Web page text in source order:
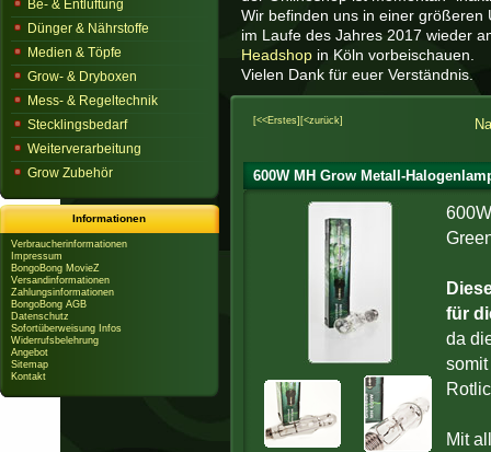
Wir befinden uns in einer größeren
im Laufe des Jahres 2017 wieder
Headshop in Köln vorbeischauen.
Vielen Dank für euer Verständnis.
[<<Erstes] [<zurück]
600W MH Grow Metall-
für
da
Mit
Be- & Entlüftung
Dünger & Nährstoffe
Medien & Töpfe
Grow- & Dryboxen
Mess- & Regeltechnik
Stecklingsbedarf
Weiterverarbeitung
Grow Zubehör
Informationen
Verbraucherinformationen
Impressum
BongoBong MovieZ
Versandinformationen
Zahlungsinformationen
BongoBong AGB
Datenschutz
Sofortüberweisung Infos
Widerrufsbelehrung
Angebot
Sitemap
Kontakt